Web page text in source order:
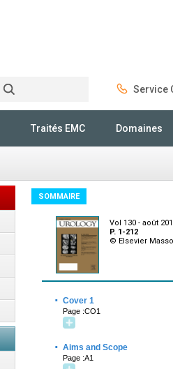
Service
Traités EMC Domaines
SOMMAIRE
Vol 130 - août
P. 1-212
© Elsevier
· Cover 1
Page :CO1
· Aims and Scope
Page :A1